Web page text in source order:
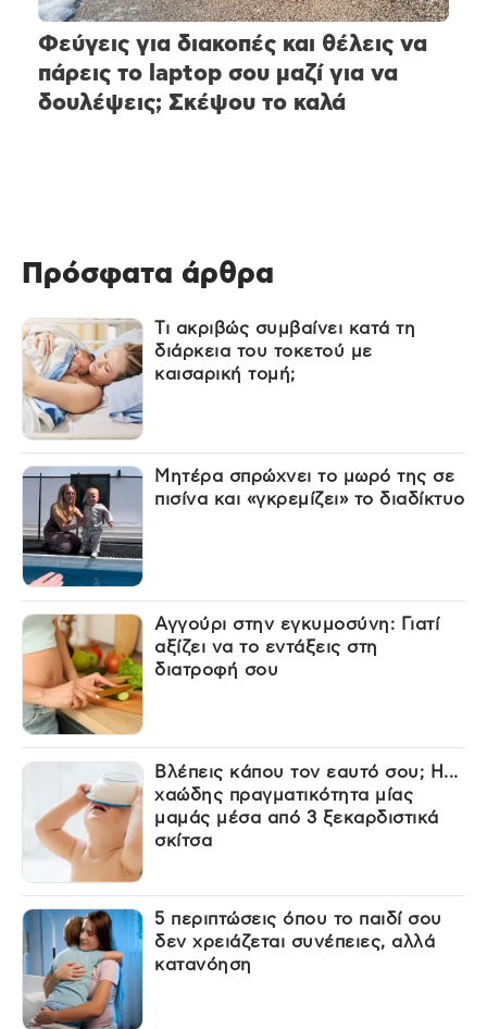
Φεύγεις για διακοπές και θέλεις να
πάρεις το laptop σου μαζί για να
δουλέψεις; Σκέψου το καλά
Πρόσφατα άρθρα
Τι ακριβώς συμβαίνει κατά τη
διάρκεια του τοκετού με
καισαρική τομή;
Μητέρα σπρώχνει το μωρό της σε
πισίνα και «γκρεμίζει» το διαδίκτυο
Αγγούρι στην εγκυμοσύνη: Γιατί
αξίζει να το εντάξεις στη
διατροφή σου
Βλέπεις κάπου τον εαυτό σου; Η...
χαώδης πραγματικότητα μίας
μαμάς μέσα από 3 ξεκαρδιστικά
σκίτσα
5 περιπτώσεις όπου το παιδί σου
δεν χρειάζεται συνέπειες, αλλά
κατανόηση